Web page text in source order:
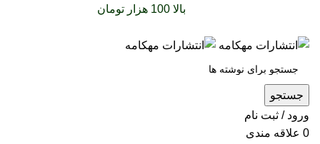
بالا 100 هزار تومان
جستجو
ورود / ثبت نام
0 علاقه مندی